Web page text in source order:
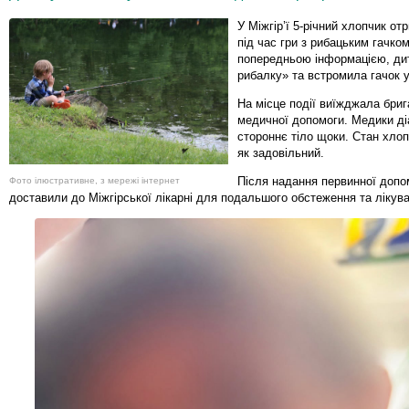
Фото ілюстративне, з мережі інтернет
У Міжгір’ї 5-річний хлопчик
під час гри з рибацьким
попередньою інформацією,
рибалку» та встромила гачок
На місце події виїжджала
медичної допомоги. Медики
стороннє тіло щоки. Стан
як задовільний.
Після надання первинної
доставили до Міжгірської лікарні для подальшого обстеження та